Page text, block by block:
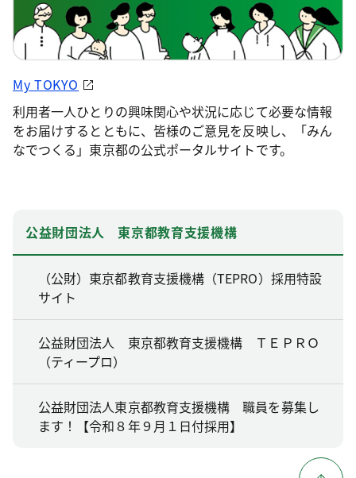
My TOKYO
利用者一人ひとりの興味関心や状況に応じて必要な情報
をお届けするとともに、皆様のご意見を反映し、「みん
なでつくる」東京都の公式ポータルサイトです。
公益財団法人 東京都教育支援機構
（公財）東京都教育支援機構（TEPRO）採用特設
サイト
公益財団法人 東京都教育支援機構 ＴＥＰＲＯ
（ティープロ）
公益財団法人東京都教育支援機構 職員を募集し
ます！【令和８年９月１日付採用】